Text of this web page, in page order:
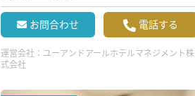
お問合わせ 電話する
運営会社： ユーアンドアールホテルマネジメント株
式会社